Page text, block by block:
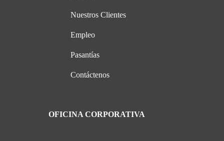
Nuestros Clientes
Empleo
Pasantías
Contáctenos
OFICINA CORPORATIVA